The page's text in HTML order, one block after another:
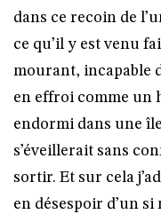
dans ce recoin de
ce qu’il y est venu
mourant, incapable
en effroi comme un
endormi dans une
s’éveillerait sans
sortir. Et sur cela
en désespoir d’un si